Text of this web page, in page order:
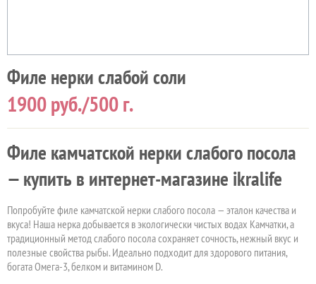
Филе нерки слабой соли
1900руб./500 г.
Филе камчатской нерки слабого посола
— купить в интернет-магазине ikralife
Попробуйте филе камчатской нерки слабого посола — эталон качества и
вкуса! Наша нерка добывается в экологически чистых водах Камчатки, а
традиционный метод слабого посола сохраняет сочность, нежный вкус и
полезные свойства рыбы. Идеально подходит для здорового питания,
богата Омега-3, белком и витамином D.